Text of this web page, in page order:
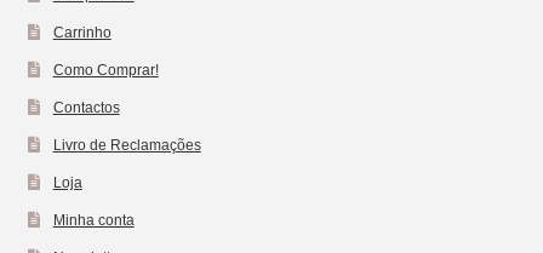
Carrinho
Como Comprar!
Contactos
Livro de Reclamações
Loja
Minha conta